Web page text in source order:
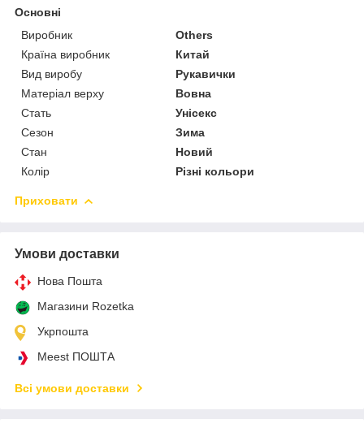
Основні
Виробник
Others
Країна виробник
Китай
Вид виробу
Рукавички
Матеріал верху
Вовна
Стать
Унісекс
Сезон
Зима
Стан
Новий
Колір
Різні кольори
Приховати
Умови доставки
Нова Пошта
Магазини Rozetka
Укрпошта
Meest ПОШТА
Всі умови доставки